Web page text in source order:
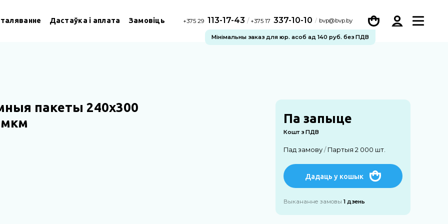
Дастаўка і аплата Замовіць +375 29 113-17-43 / +375 17 337-10-10 bvp@bvp.by
Мінімальны заказ для юр. асоб ад 140 руб. без ПДВ
пакеты 240х300
Па запыце
Кошт з ПДВ
Пад замову/ Партыя 2 000 шт.
Дадаць у кошык
Выкананне замовы1 дзень